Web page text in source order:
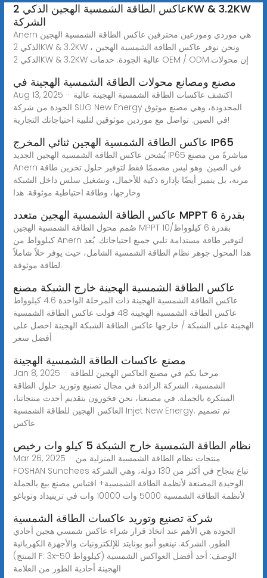
عاكس الطاقة الشمسية الهجين الذكي 2KW & 3.2KW
الشركة
Anern هي موردي وموزعين محترفين عاكس الطاقة الشمسية الهجين
الذكي 2KW & 3.2KW ، ونحن نوفر عاكس الطاقة الشمسية الهجين
الذكي 2KW & 3.2KW عالية الجودة. خدمات OEM / ODM.إن محولات
مصنع ومصانع محولات الطاقة الشمسية الهجينة في
Aug 13, 2025 · اكتشف عاكسات الطاقة الشمسية الهجينة عالية
الجودة من شركة SUG New Energy المحدودة، وهي مصنع موثوق
في الصين. تواصل مع موردين موثوقين لتلبية احتياجاتك التجارية!
عاكس الطاقة الشمسية الهجين ثنائي المخرج IP65
يُشحن عاكس الطاقة الشمسية الهجين الجديد IP65 مباشرةً من مصنع
Anern في الصين. وهو ليس مصممًا فقط لتوفير حلول تخزين طاقة
مرنة، بل يتميز أيضًا بإدارة ذكية للأحمال، وتشغيل سلس داخل الشبكة
وخارجها، وطاقة احتياطية موثوقة. هذا
عاكس الطاقة الشمسية الهجين متعدد MPPT بقدرة 6
صُمم محول الطاقة الشمسية الهجين MPPT بقدرة 6 كيلوواط/10
كيلوواط من Anern لتوفير طاقة مستدامة تلبي جميع احتياجاتك. يُعد
هذا المحول جوهر نظام الطاقة الشمسية الشامل، حيث يوفر حلاً شاملاً
لطاقة موثوقة.
عاكس الطاقة الشمسية الهجينة خارج الشبكة مصنع
عاكس الطاقة الشمسية الهجينة ذات المرحلة الواحدة 4.6 كيلوواط
عاكس الطاقة الشمسية الهجينة 48 فولت عاكس الطاقة الشمسية
الهجينة على الشبكة / خارجها عاكس الطاقة الشبكة الهجينة احصل على
أفضل سعر
مصنع عاكسات الطاقة الشمسية الهجينة
Jan 8, 2025 · مرحبا بكم في مصنع العاكس الهجين للطاقة
الشمسية، الشركة الرائدة في مجال تصنيع وتوريد حلول الطاقة
المبتكرة بالجملة. في مصنعنا، نحن فخورون بتقديم أحدث منتجاتنا،
العاكس الهجين للطاقة الشمسية Injet New Energy. تم تصميم
عاكس
نظام الطاقة الشمسية خارج الشبكة 5 كيلو وات رخيص
Mar 26, 2025 · منتجات نظام الطاقة الشمسية المنزلية من
FOSHAN Sunchees تباع بنجاح في أكثر من 130 دولة، وهي الشركة
الوحيدة المصنعة لأنظمة الطاقة الشمسية+ اقتباس مصنع بيع بالجملة
لأنظمة الطاقة الشمسية 5000 وات 10000 وات في ترينيداد وتوباغو
شركة تصنيع وتوريد عاكسات الطاقة الشمسية
الجودة هي الأهم عند اتخاذ قرار شراء عاكس شمسي هجين أحادي
الطور. الشركة: نينغبو أنبو يونايتد للإلكترونيات والأجهزة الكهربائية
(المنتج F: 3x-50 كيلوواط) الوصف: أحد أفضل العواكس الشمسية
الهجينة أحادية الطور من العلامة